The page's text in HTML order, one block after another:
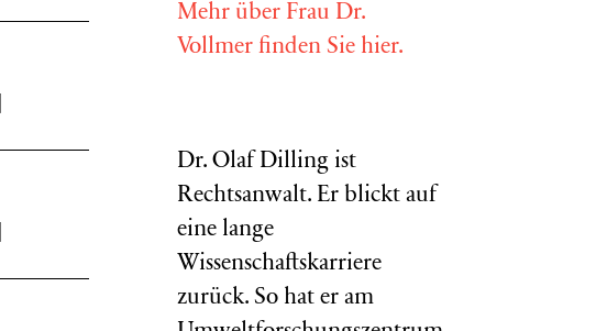
Mehr über Frau Dr.
Vollmer finden Sie hier.
Dr. Olaf Dilling ist
Rechtsanwalt. Er blickt auf
eine lange
Wissenschaftskarriere
zurück. So hat er am